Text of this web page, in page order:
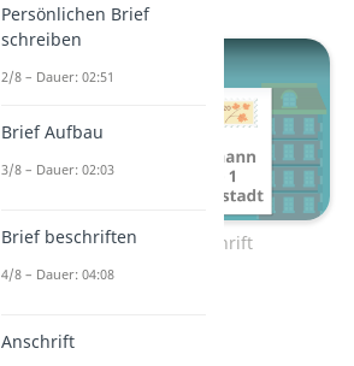
Zum Video: Anschrift
Persönlichen Brief
schreiben
2/8 – Dauer: 02:51
Brief Aufbau
3/8 – Dauer: 02:03
Brief beschriften
4/8 – Dauer: 04:08
Anschrift